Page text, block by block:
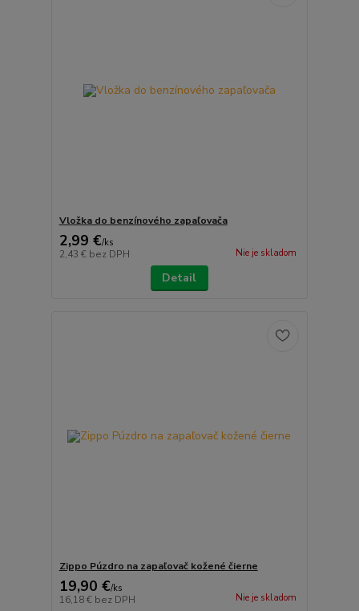
Vložka do benzínového zapaľovača
2,99 €/ks
2,43 € bez DPH Nie je skladom
Detail
Zippo Púzdro na zapaľovač kožené čierne
19,90 €/ks
16,18 € bez DPH Nie je skladom